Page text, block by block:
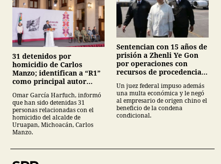
31 detenidos por
homicidio de Carlos
Manzo; identifican a “R1”
como principal autor
Omar García Harfuch, informó
que han sido detenidas 31
personas relacionadas con el
homicidio del alcalde de
Uruapan, Michoacán, Carlos
Manzo.
Sentencian con 15 años de
prisión a Zhenli Ye Gon
por operaciones con
recursos de procedencia
Un juez federal impuso además
una multa económica y le negó
al empresario de origen chino el
beneficio de la condena
condicional.